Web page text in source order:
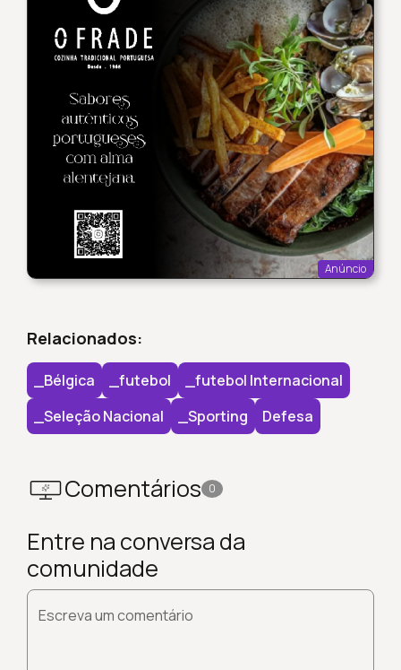
Anúncio
Relacionados:
_Bélgica _futebol
_futebol Internacional
_Seleção Nacional
_Sporting Defesa
Comentários 0
Entre na conversa da
comunidade
Escreva um comentário